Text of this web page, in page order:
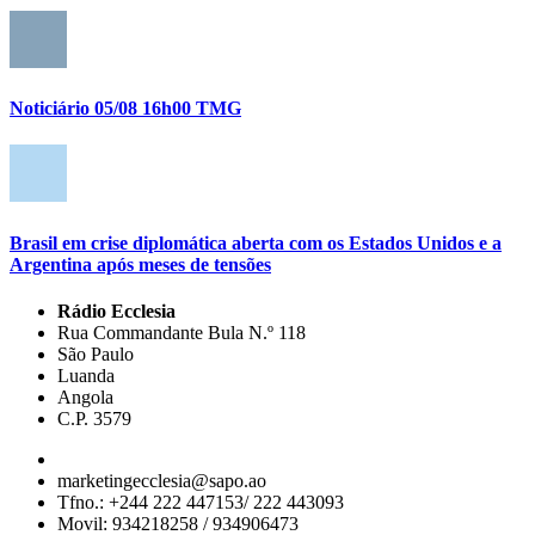
Noticiário 05/08 16h00 TMG
Brasil em crise diplomática aberta com os Estados Unidos e a
Argentina após meses de tensões
Rádio Ecclesia
Rua Commandante Bula N.º 118
São Paulo
Luanda
Angola
C.P. 3579
marketingecclesia@sapo.ao
Tfno.: +244 222 447153/ 222 443093
Movil: 934218258 / 934906473